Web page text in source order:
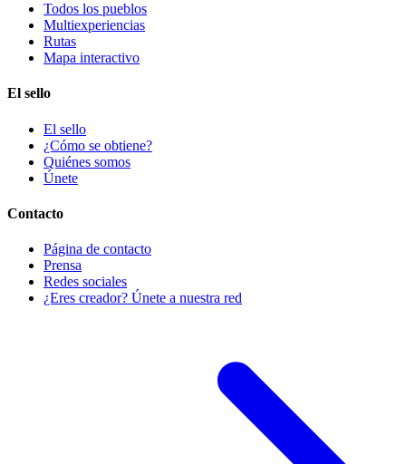
Todos los pueblos
Multiexperiencias
Rutas
Mapa interactivo
El sello
El sello
¿Cómo se obtiene?
Quiénes somos
Únete
Contacto
Página de contacto
Prensa
Redes sociales
¿Eres creador? Únete a nuestra red